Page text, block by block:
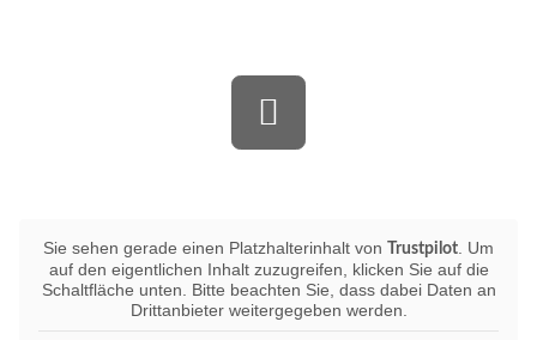
Sie sehen gerade einen Platzhalterinhalt von Trustpilot . Um
auf den eigentlichen Inhalt zuzugreifen, klicken Sie auf die
Schaltfläche unten. Bitte beachten Sie, dass dabei Daten an
Drittanbieter weitergegeben werden.